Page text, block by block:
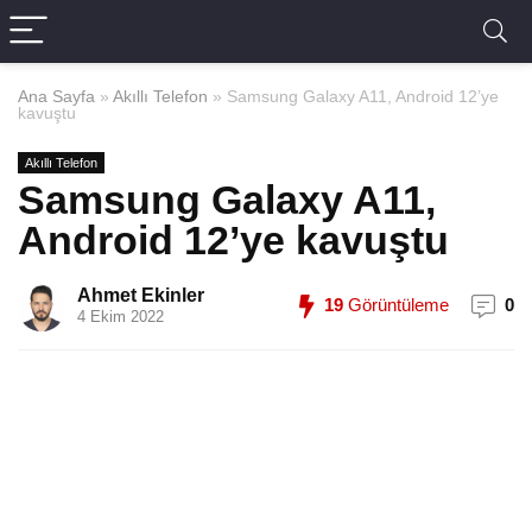
Ana Sayfa » Akıllı Telefon » Samsung Galaxy A11, Android 12’ye
kavuştu
Akıllı Telefon
Samsung Galaxy A11,
Android 12’ye kavuştu
Ahmet Ekinler
4 Ekim 2022
19 Görüntüleme 0